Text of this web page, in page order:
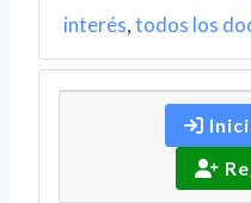
interés,todos los